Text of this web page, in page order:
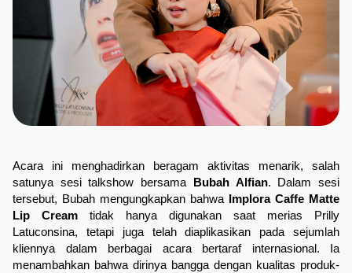
Acara ini menghadirkan beragam aktivitas menarik, salah
satunya sesi talkshow bersama
Bubah Alfian. Dalam sesi
tersebut, Bubah mengungkapkan bahwa
Implora Caffe Matte
Lip Cream tidak hanya digunakan saat merias Prilly
Latuconsina, tetapi juga telah diaplikasikan pada sejumlah
kliennya dalam berbagai acara bertaraf internasional. Ia
menambahkan bahwa dirinya bangga dengan kualitas produk-